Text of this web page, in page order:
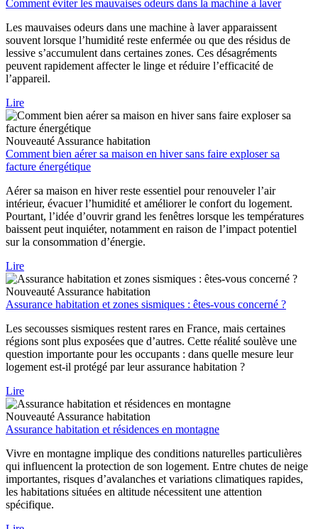
Comment éviter les mauvaises odeurs dans la machine à laver
Les mauvaises odeurs dans une machine à laver apparaissent
souvent lorsque l’humidité reste enfermée ou que des résidus de
lessive s’accumulent dans certaines zones. Ces désagréments
peuvent rapidement affecter le linge et réduire l’efficacité de
l’appareil.
Lire
Nouveauté Assurance habitation
Comment bien aérer sa maison en hiver sans faire exploser sa
facture énergétique
Aérer sa maison en hiver reste essentiel pour renouveler l’air
intérieur, évacuer l’humidité et améliorer le confort du logement.
Pourtant, l’idée d’ouvrir grand les fenêtres lorsque les températures
baissent peut inquiéter, notamment en raison de l’impact potentiel
sur la consommation d’énergie.
Lire
Nouveauté Assurance habitation
Assurance habitation et zones sismiques : êtes-vous concerné ?
Les secousses sismiques restent rares en France, mais certaines
régions sont plus exposées que d’autres. Cette réalité soulève une
question importante pour les occupants : dans quelle mesure leur
logement est-il protégé par leur assurance habitation ?
Lire
Nouveauté Assurance habitation
Assurance habitation et résidences en montagne
Vivre en montagne implique des conditions naturelles particulières
qui influencent la protection de son logement. Entre chutes de neige
importantes, risques d’avalanches et variations climatiques rapides,
les habitations situées en altitude nécessitent une attention
spécifique.